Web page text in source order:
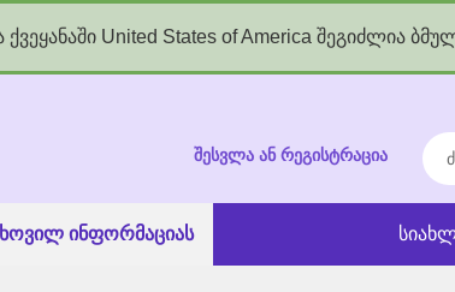
United States of America შეგიძლია
შესვლა ან რეგისტრაცია
ინფორმაციას